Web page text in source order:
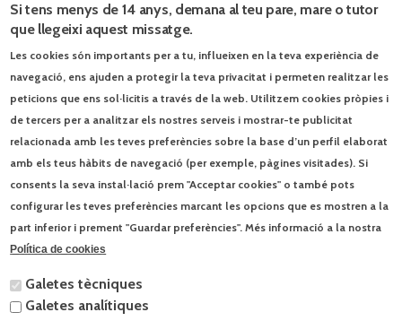
TRAM 2.0 Matemàtiques 1
Complementaris relacionats
Prepara... Segon. Matemàtiques
QUADERN D'ESTIU
Prepara... Tercer. Matemàtiques
QUADERN DE CÀLCUL MATEMÀTIC
QUADERN DE MATEMÀTIQUES
QUADERN DE PROBLEMES MATEMÀTICS
Si tens menys de 14 anys, demana al teu pare, mare o tutor
que llegeixi aquest missatge.
Les cookies són importants per a tu, influeixen en la teva experiència de
navegació, ens ajuden a protegir la teva privacitat i permeten realitzar les
peticions que ens sol·licitis a través de la web. Utilitzem cookies pròpies i
de tercers per a analitzar els nostres serveis i mostrar-te publicitat
relacionada amb les teves preferències sobre la base d’un perfil elaborat
amb els teus hàbits de navegació (per exemple, pàgines visitades). Si
consents la seva instal·lació prem "Acceptar cookies" o també pots
configurar les teves preferències marcant les opcions que es mostren a la
part inferior i prement "Guardar preferències". Més informació a la nostra
Política de cookies
Galetes tècniques
Galetes analítiques